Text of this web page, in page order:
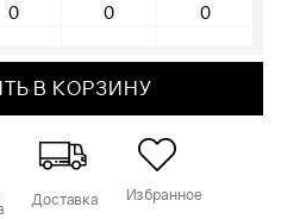
В КОРЗИНУ
Доставка Избранное